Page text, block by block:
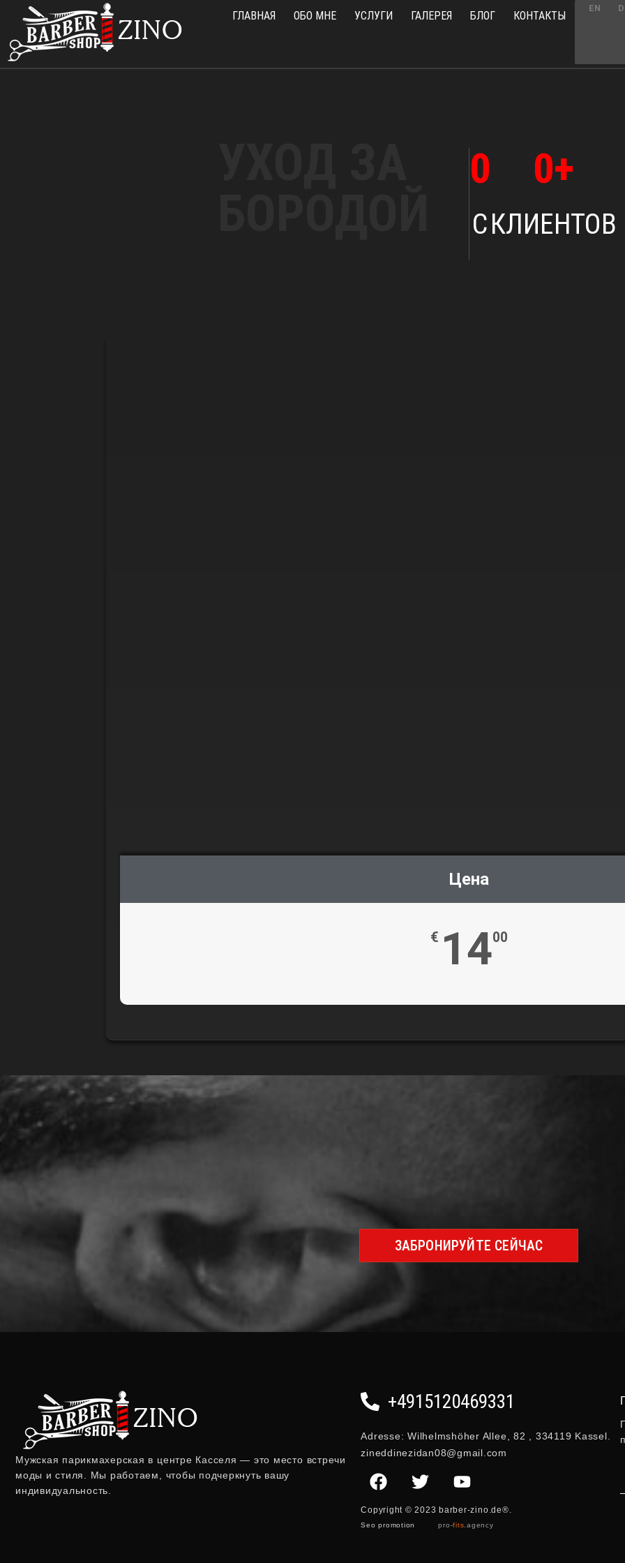
ГЛАВНАЯ ОБО МНЕ УСЛУГИ ГАЛЕРЕЯ БЛОГ КОНТАКТЫ
EN
С
0
КЛИЕНТОВ
0+
Цена
€ 1400
ЗАБРОНИРУЙТЕ СЕЙЧАС
Мужская парикмахерская в центре Касселя — это место встречи
моды и стиля. Мы работаем, чтобы подчеркнуть вашу
индивидуальность.
+4915120469331
Adresse: Wilhelmshöher Allee, 82 , 334119 Kassel.
zineddinezidan08@gmail.com
Copyright © 2023 barber-zino.de®.
Seo promotion pro-fits.agency